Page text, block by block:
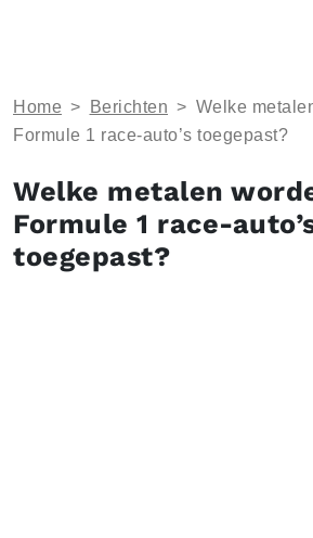
Home > Berichten > Welke
Formule 1 race-auto’s toegepast?
Welke metalen
Formule 1 race-
toegepast?